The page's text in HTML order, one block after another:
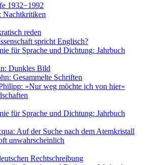
1932−1992
Nachtkritiken
reden
spricht Englisch?
für Sprache und Dichtung: Jahrbuch
Dunkles Bild
Gesammelte Schriften
»Nur weg möchte ich von hier«
für Sprache und Dichtung: Jahrbuch
Auf der Suche nach dem Atemkristall
unwahrscheinlich
Rechtschreibung